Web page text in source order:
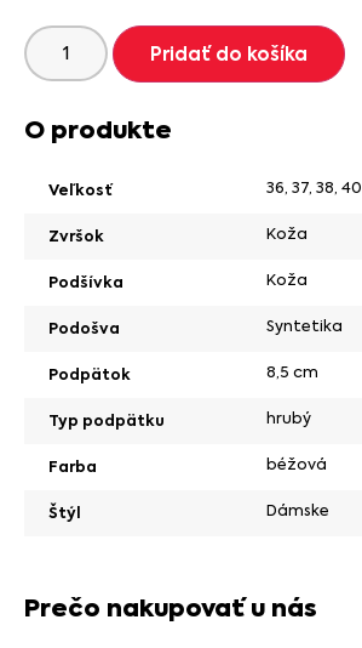
Pridať do košíka
O produkte
Veľkosť 36, 37, 38, 40
Zvršok Koža
Podšívka Koža
Podošva Syntetika
Podpätok 8,5 cm
Typ podpätku hrubý
Farba béžová
Štýl Dámske
Prečo nakupovať u nás